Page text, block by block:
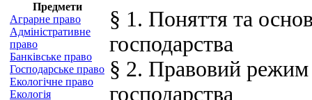
Предмети
Аграрне право
Адміністративне
право
Банківське право
Господарське право
Екологічне право
Екологія
§ 1. Поняття та
господарства
§ 2. Правовий режим
господарства